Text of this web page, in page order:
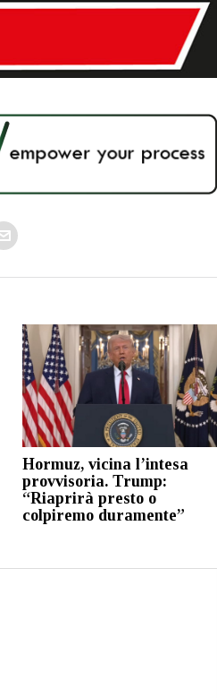
Hormuz, vicina l’intesa
provvisoria. Trump:
“Riaprirà presto o
colpiremo duramente”